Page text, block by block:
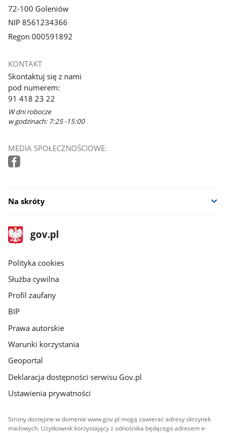
72-100 Goleniów
NIP 8561234366
Regon 000591892
KONTAKT
Skontaktuj się z nami
pod numerem:
91 418 23 22
W dni robocze
w godzinach: 7:25 -15:00
MEDIA SPOŁECZNOŚCIOWE:
Na skróty
stopka
gov.pl
Strona
gov.pl
gov.pl
Polityka cookies
Służba cywilna
Profil zaufany
BIP
Prawa autorskie
Warunki korzystania
Geoportal
Deklaracja dostępności serwisu Gov.pl
Ustawienia prywatności
Strony dostępne w domenie www.gov.pl mogą zawierać adresy skrzynek
mailowych. Użytkownik korzystający z odnośnika będącego adresem e-